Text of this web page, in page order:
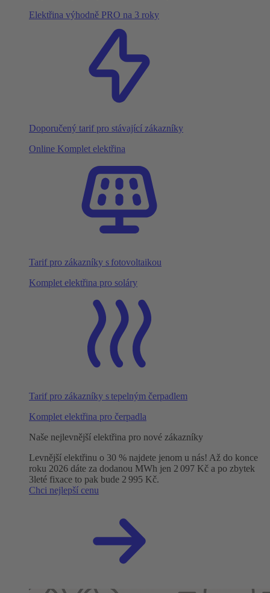
Elektřina výhodně PRO na 3 roky
Doporučený tarif pro stávající zákazníky
Online Komplet elektřina
Tarif pro zákazníky s fotovoltaikou
Komplet elektřina pro soláry
Tarif pro zákazníky s tepelným čerpadlem
Komplet elektřina pro čerpadla
Naše nejlevnější elektřina pro nové zákazníky
Levnější elektřinu o 30 % najdete jenom u nás! Až do konce
roku 2026 dáte za dodanou MWh jen 2 097 Kč a po zbytek
3leté fixace to pak bude 2 995 Kč.
Chci nejlepší cenu